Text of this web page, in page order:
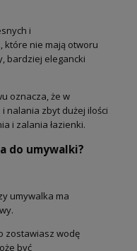
i
które nie mają otworu
bardziej elegancki
oznacza, że w
nalania zbyt dużej ilości
i zalania łazienki.
do umywalki?
umywalka ma
zostawiasz wodę
być